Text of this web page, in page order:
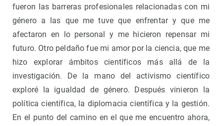
fueron las barreras profesionales relacionadas con mi
género a las que me tuve que enfrentar y que me
afectaron en lo personal y me hicieron repensar mi
futuro. Otro peldaño fue mi amor por la ciencia, que me
hizo explorar ámbitos científicos más allá de la
investigación. De la mano del activismo científico
exploré la igualdad de género. Después vinieron la
política científica, la diplomacia científica y la gestión.
En el punto del camino en el que me encuentro ahora,